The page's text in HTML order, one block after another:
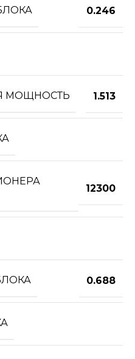
0.246
МОЩНОСТЬ 1.513
12300
0.688